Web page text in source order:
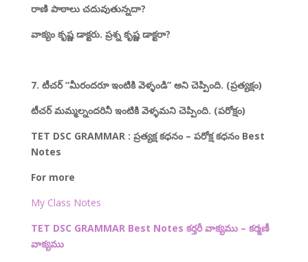
రాణి పాఠాలు చదువుతున్నదా?
వాక్యం కృష్ణ డాక్టరు. ప్రశ్న కృష్ణ డాక్టరా?
7. టీచర్ “మీరందరూ ఇంటికి వెళ్ళండి” అని చెప్పింది. (ప్రత్యక్షం)
టీచర్ మమ్మల్నందరినీ ఇంటికి వెళ్ళమని చెప్పింది. (పరోక్షం)
TET DSC GRAMMAR : ప్రత్యక్ష కధనం – పరోక్ష కధనం Best
Notes
For more
My Class Notes
TET DSC GRAMMAR Best Notes కర్తరీ వాక్యము – కర్మణీ
వాక్యము